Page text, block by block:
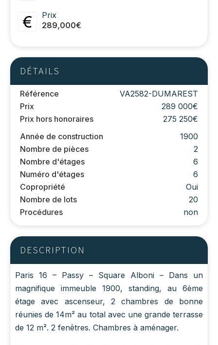
Prix
289,000€
DÉTAILS
Référence
VA2582-DUMAREST
Prix
289 000€
Prix hors honoraires
275 250€
Année de construction
1900
Nombre de pièces
2
Nombre d'étages
6
Numéro d'étages
6
Copropriété
Oui
Nombre de lots
20
Procédures
non
DESCRIPTION
Paris 16 – Passy – Square Alboni – Dans un
magnifique immeuble 1900, standing, au 6ème
étage avec ascenseur, 2 chambres de bonne
réunies de 14m² au total avec une grande terrasse
de 12 m². 2 fenêtres. Chambres à aménager.